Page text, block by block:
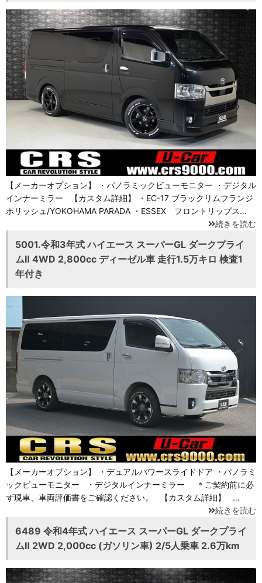
【メーカーオプション】 ・パノラミックビューモニター ・デジタル
インナーミラー 【カスタム詳細】 ・EC-17 ブラックリムフランジ
ポリッシュ/YOKOHAMA PARADA ・ESSEX フロントリップス…
続きを読む
5001.令和3年式 ハイエース スーパーGL ダークプライ
ムⅡ 4WD 2,800cc ディーゼル車 走行1.5万キロ 検査1
年付き
【メーカーオプション】 ・デュアルパワースライドドア ・パノラミ
ックビューモニター ・デジタルインナーミラー ＊ご契約前に必
ず現車、車両評価書をご確認ください。 【カスタム詳細】 …
続きを読む
6489 令和4年式 ハイエース スーパーGL ダークプライ
ムⅡ 2WD 2,000cc (ガソリン車) 2/5人乗車 2.6万km